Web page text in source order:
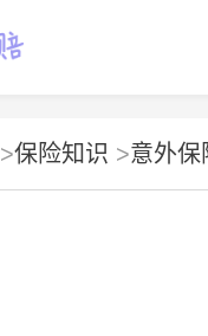
>保险知识 >意外保